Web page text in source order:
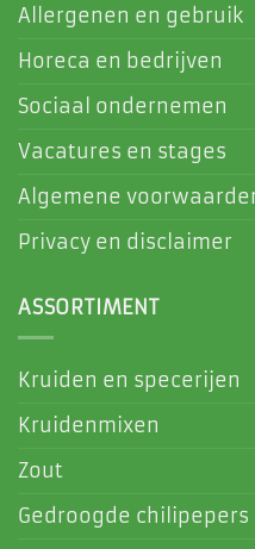
Allergenen en gebruik
Horeca en bedrijven
Sociaal ondernemen
Vacatures en stages
Algemene
Privacy en disclaimer
ASSORTIMENT
Kruiden en specerijen
Kruidenmixen
Zout
Gedroogde chilipepers